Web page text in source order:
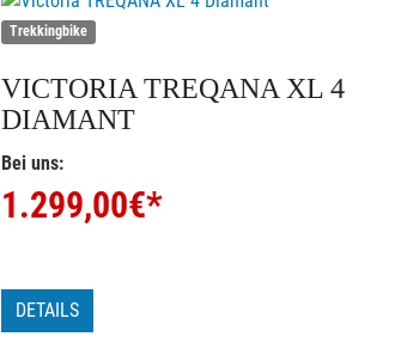
Trekkingbike
VICTORIA TREQANA XL 4
DIAMANT
Bei uns:
1.299,00€*
DETAILS